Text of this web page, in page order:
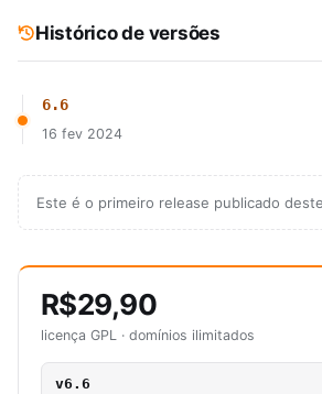
Histórico de versões
6.6
16 fev 2024
Este é o primeiro release publicado
R$29,90
licença GPL · domínios ilimitados
v6.6